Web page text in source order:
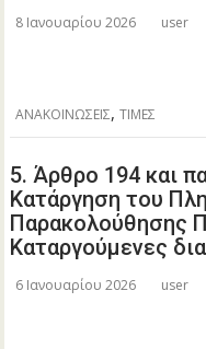
8 Ιανουαρίου 2026 user
ΑΝΑΚΟΙΝΩΣΕΙΣ,ΤΙΜΕΣ
5. Άρθρο 194 και
Κατάργηση του
Παρακολούθησης
Καταργούμενες
6 Ιανουαρίου 2026 user